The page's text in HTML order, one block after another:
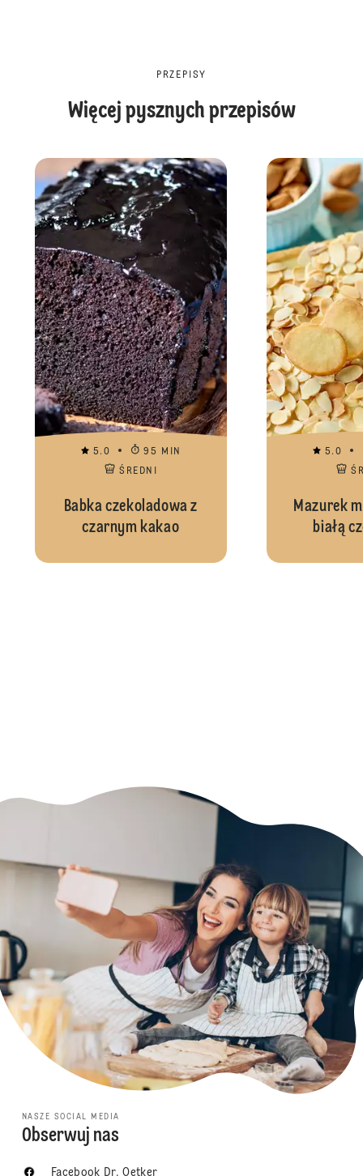
PRZEPISY
Więcej pysznych przepisów
5.0
95 MIN
ŚREDNI
Babka czekoladowa z
czarnym kakao
5.0
Mazurek
białą
NASZE SOCIAL MEDIA
Obserwuj nas
Facebook Dr. Oetker